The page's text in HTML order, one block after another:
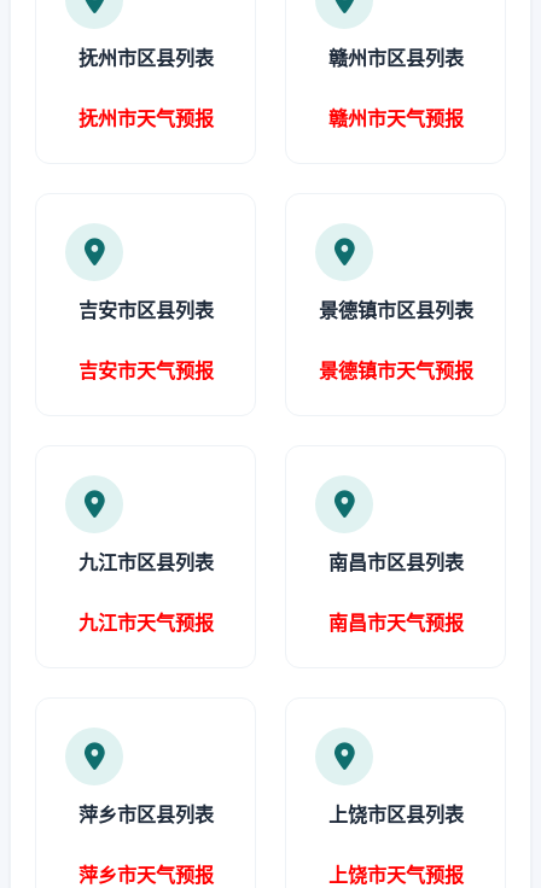
抚州市区县列表
抚州市天气预报
赣州市区县列表
赣州市天气预报
吉安市区县列表
吉安市天气预报
景德镇市区县列表
景德镇市天气预报
九江市区县列表
九江市天气预报
南昌市区县列表
南昌市天气预报
萍乡市区县列表
萍乡市天气预报
上饶市区县列表
上饶市天气预报